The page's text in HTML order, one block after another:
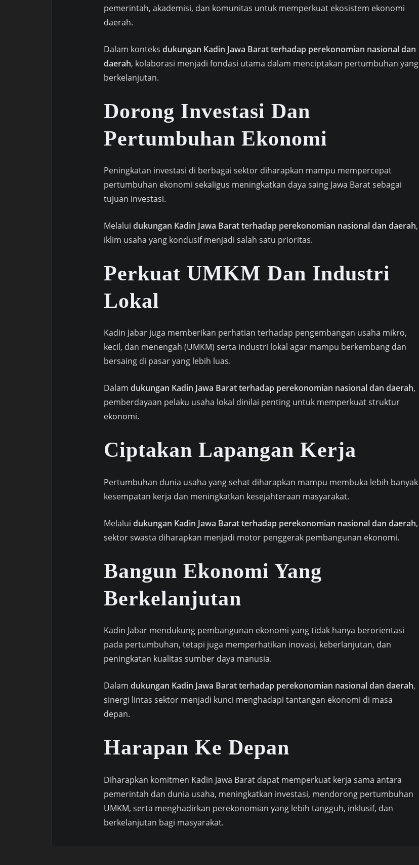
pemerintah, akademisi, dan komunitas untuk memperkuat ekosistem ekonomi
daerah.
Dalam konteks dukungan Kadin Jawa Barat terhadap perekonomian nasional dan
daerah, kolaborasi menjadi fondasi utama dalam menciptakan pertumbuhan yang
berkelanjutan.
Dorong Investasi Dan
Pertumbuhan Ekonomi
Peningkatan investasi di berbagai sektor diharapkan mampu mempercepat
pertumbuhan ekonomi sekaligus meningkatkan daya saing Jawa Barat sebagai
tujuan investasi.
Melalui dukungan Kadin Jawa Barat terhadap perekonomian nasional dan daerah,
iklim usaha yang kondusif menjadi salah satu prioritas.
Perkuat UMKM Dan Industri
Lokal
Kadin Jabar juga memberikan perhatian terhadap pengembangan usaha mikro,
kecil, dan menengah (UMKM) serta industri lokal agar mampu berkembang dan
bersaing di pasar yang lebih luas.
Dalam dukungan Kadin Jawa Barat terhadap perekonomian nasional dan daerah,
pemberdayaan pelaku usaha lokal dinilai penting untuk memperkuat struktur
ekonomi.
Ciptakan Lapangan Kerja
Pertumbuhan dunia usaha yang sehat diharapkan mampu membuka lebih banyak
kesempatan kerja dan meningkatkan kesejahteraan masyarakat.
Melalui dukungan Kadin Jawa Barat terhadap perekonomian nasional dan daerah,
sektor swasta diharapkan menjadi motor penggerak pembangunan ekonomi.
Bangun Ekonomi Yang
Berkelanjutan
Kadin Jabar mendukung pembangunan ekonomi yang tidak hanya berorientasi
pada pertumbuhan, tetapi juga memperhatikan inovasi, keberlanjutan, dan
peningkatan kualitas sumber daya manusia.
Dalam dukungan Kadin Jawa Barat terhadap perekonomian nasional dan daerah,
sinergi lintas sektor menjadi kunci menghadapi tantangan ekonomi di masa
depan.
Harapan Ke Depan
Diharapkan komitmen Kadin Jawa Barat dapat memperkuat kerja sama antara
pemerintah dan dunia usaha, meningkatkan investasi, mendorong pertumbuhan
UMKM, serta menghadirkan perekonomian yang lebih tangguh, inklusif, dan
berkelanjutan bagi masyarakat.